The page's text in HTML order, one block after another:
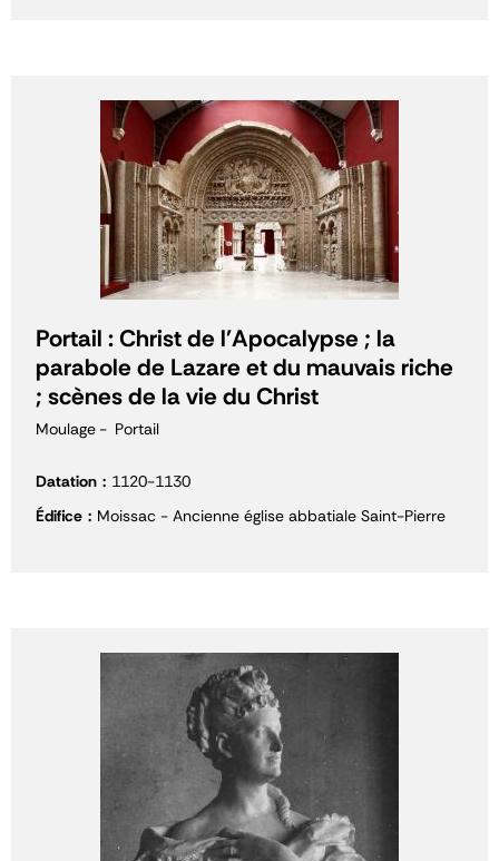
Portail : Christ de l'Apocalypse ; la
parabole de Lazare et du mauvais riche
; scènes de la vie du Christ
Moulage Portail
Datation
1120-1130
Édifice
Moissac - Ancienne église abbatiale Saint-Pierre